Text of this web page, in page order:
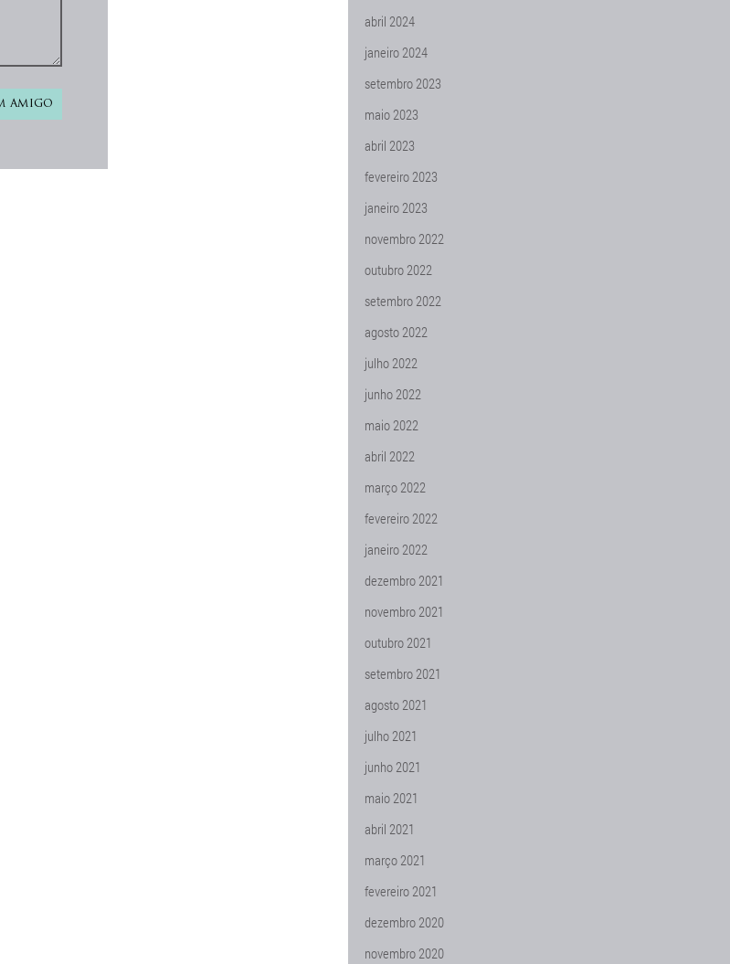
abril 2024
janeiro 2024
setembro 2023
maio 2023
abril 2023
fevereiro 2023
janeiro 2023
novembro 2022
outubro 2022
setembro 2022
agosto 2022
julho 2022
junho 2022
maio 2022
abril 2022
março 2022
fevereiro 2022
janeiro 2022
dezembro 2021
novembro 2021
outubro 2021
setembro 2021
agosto 2021
julho 2021
junho 2021
maio 2021
abril 2021
março 2021
fevereiro 2021
dezembro 2020
novembro 2020